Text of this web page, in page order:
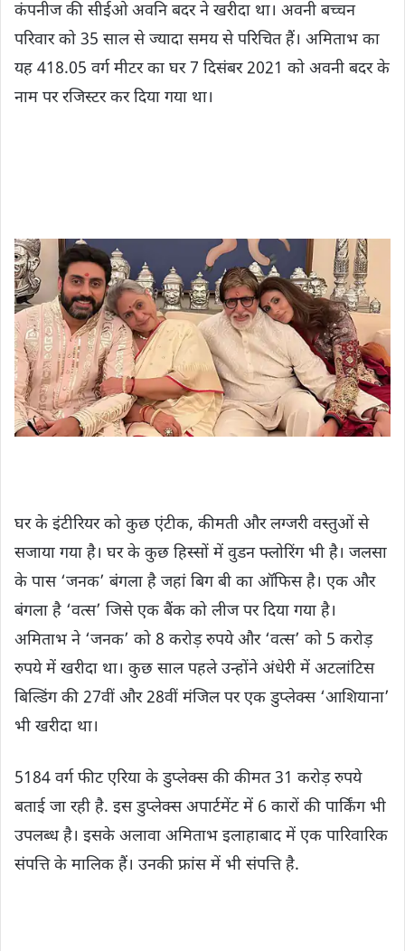
कंपनीज की सीईओ अवनि बदर ने खरीदा था। अवनी बच्चन
परिवार को 35 साल से ज्यादा समय से परिचित हैं। अमिताभ का
यह 418.05 वर्ग मीटर का घर 7 दिसंबर 2021 को अवनी बदर के
नाम पर रजिस्टर कर दिया गया था।
घर के इंटीरियर को कुछ एंटीक, कीमती और लग्जरी वस्‍तुओं से
सजाया गया है। घर के कुछ हिस्सों में वुडन फ्लोरिंग भी है। जलसा
के पास ‘जनक’ बंगला है जहां बिग बी का ऑफिस है। एक और
बंगला है ‘वत्स’ जिसे एक बैंक को लीज पर दिया गया है।
अमिताभ ने ‘जनक’ को 8 करोड़ रुपये और ‘वत्स’ को 5 करोड़
रुपये में खरीदा था। कुछ साल पहले उन्होंने अंधेरी में अटलांटिस
बिल्डिंग की 27वीं और 28वीं मंजिल पर एक डुप्लेक्स ‘आशियाना’
भी खरीदा था।
5184 वर्ग फीट एरिया के डुप्लेक्स की कीमत 31 करोड़ रुपये
बताई जा रही है. इस डुप्लेक्स अपार्टमेंट में 6 कारों की पार्किंग भी
उपलब्ध है। इसके अलावा अमिताभ इलाहाबाद में एक पारिवारिक
संपत्ति के मालिक हैं। उनकी फ्रांस में भी संपत्ति है.